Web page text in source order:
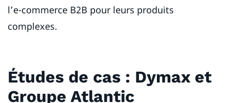
l’e-commerce B2B pour leurs produits
complexes.
Études de cas : Dymax et
Groupe Atlantic